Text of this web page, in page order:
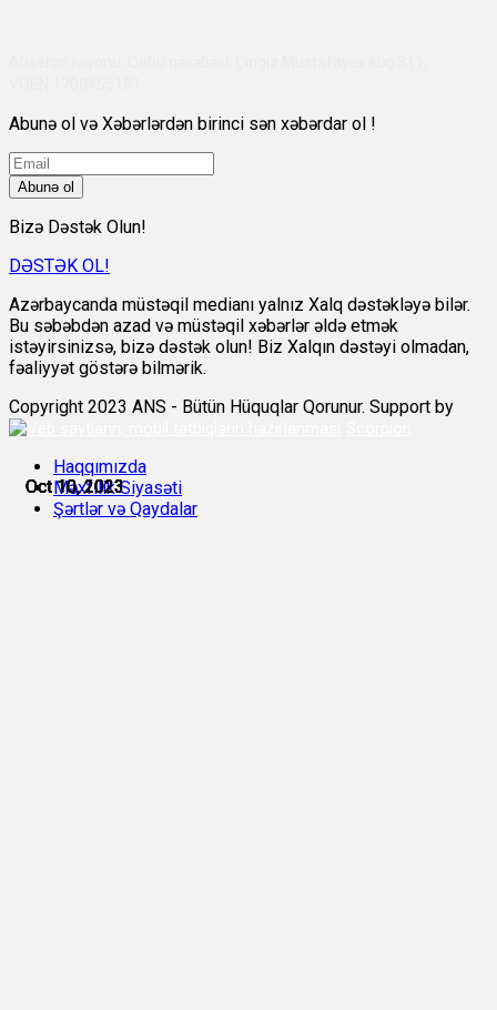
Oct 10, 2023
Oct 10, 2023
Oct 10, 2023
Oct 10, 2023
Oct 10, 2023
Oct 10, 2023
Abunə ol və Xəbərlərdən birinci sən xəbərdar ol !
Abunə ol
Bizə Dəstək Olun!
DƏSTƏK OL!
Azərbaycanda müstəqil medianı yalnız Xalq dəstəkləyə bilər.
Bu səbəbdən azad və müstəqil xəbərlər əldə etmək
istəyirsinizsə, bizə dəstək olun! Biz Xalqın dəstəyi olmadan,
fəaliyyət göstərə bilmərik.
Copyright 2023 ANS - Bütün Hüquqlar Qorunur. Support by
Haqqımızda
Məxfilik Siyasəti
Şərtlər və Qaydalar